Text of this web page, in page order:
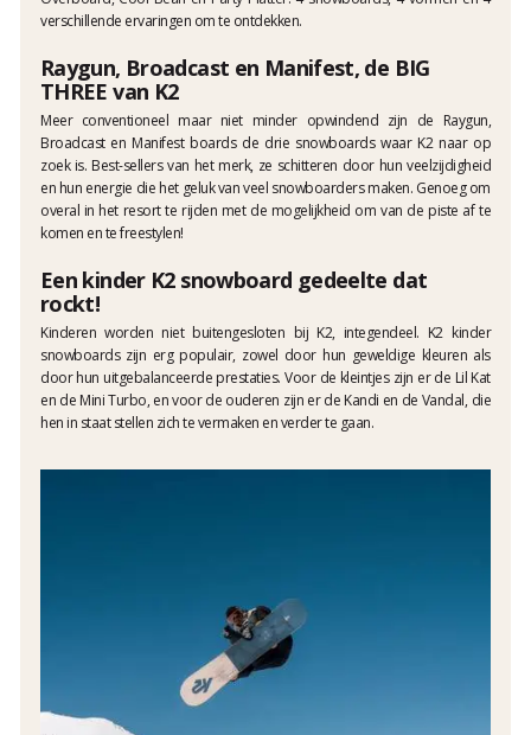
verschillende ervaringen om te ontdekken.
Raygun, Broadcast en Manifest, de BIG
THREE van K2
Meer conventioneel maar niet minder opwindend zijn de Raygun,
Broadcast en Manifest boards de drie snowboards waar K2 naar op
zoek is. Best-sellers van het merk, ze schitteren door hun veelzijdigheid
en hun energie die het geluk van veel snowboarders maken. Genoeg om
overal in het resort te rijden met de mogelijkheid om van de piste af te
komen en te freestylen!
Een kinder K2 snowboard gedeelte dat
rockt!
Kinderen worden niet buitengesloten bij K2, integendeel. K2 kinder
snowboards zijn erg populair, zowel door hun geweldige kleuren als
door hun uitgebalanceerde prestaties. Voor de kleintjes zijn er de Lil Kat
en de Mini Turbo, en voor de ouderen zijn er de Kandi en de Vandal, die
hen in staat stellen zich te vermaken en verder te gaan.